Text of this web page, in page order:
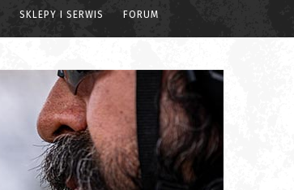
SKLEPY I SERWIS FORUM